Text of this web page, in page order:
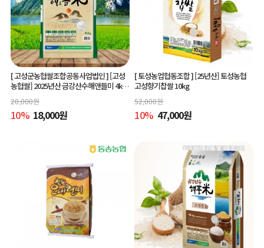
[ 고성군농협쌀조합공동사업법인 ][고성
농협쌀] 2025년산 금강산수해앤들미 4kg
(상등급) 당일도정
20,000원
10% 18,000원
[ 토성농업협동조합 ][25년산] 토성농협
고성향기찹쌀 10kg
52,000원
10% 47,000원